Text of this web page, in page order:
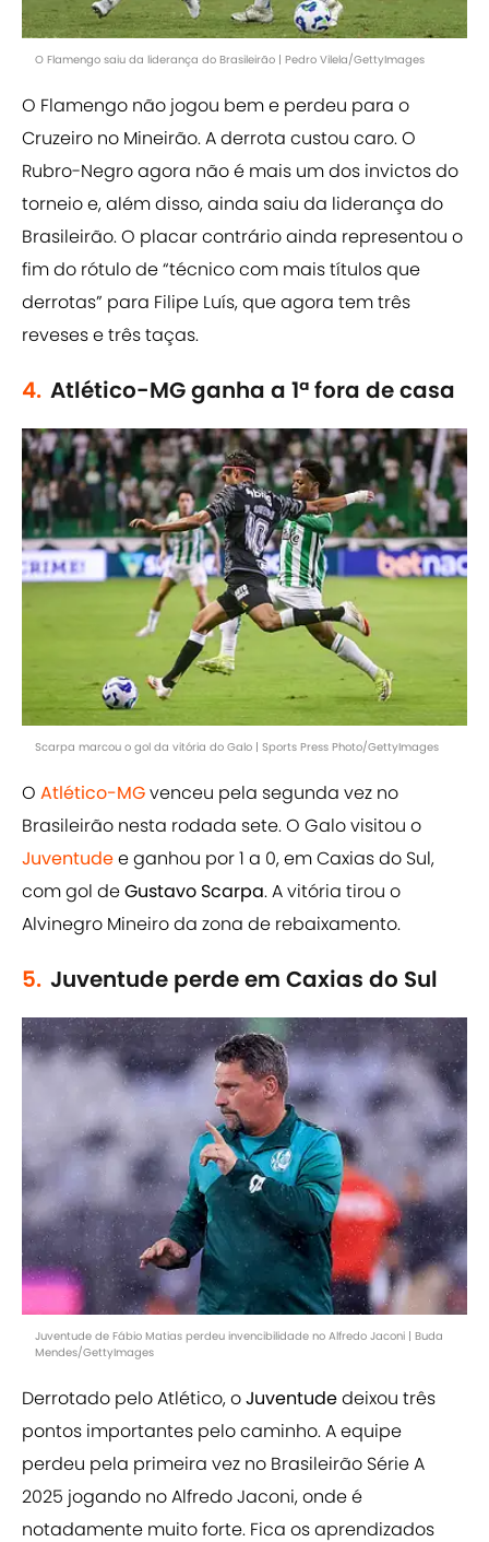
O Flamengo saiu da liderança do Brasileirão | Pedro Vilela/GettyImages
O Flamengo não jogou bem e perdeu para o
Cruzeiro no Mineirão. A derrota custou caro. O
Rubro-Negro agora não é mais um dos invictos do
torneio e, além disso, ainda saiu da liderança do
Brasileirão. O placar contrário ainda representou o
fim do rótulo de “técnico com mais títulos que
derrotas” para Filipe Luís, que agora tem três
reveses e três taças.
4. Atlético-MG ganha a 1ª fora de casa
Scarpa marcou o gol da vitória do Galo | Sports Press Photo/GettyImages
O Atlético-MGvenceu pela segunda vez no
Brasileirão nesta rodada sete. O Galo visitou o
Juventudee ganhou por 1 a 0, em Caxias do Sul,
com gol deGustavo Scarpa. A vitória tirou o
Alvinegro Mineiro da zona de rebaixamento.
5. Juventude perde em Caxias do Sul
Juventude de Fábio Matias perdeu invencibilidade no Alfredo Jaconi | Buda
Mendes/GettyImages
Derrotado pelo Atlético, oJuventudedeixou três
pontos importantes pelo caminho. A equipe
perdeu pela primeira vez no Brasileirão Série A
2025 jogando no Alfredo Jaconi, onde é
notadamente muito forte. Fica os aprendizados